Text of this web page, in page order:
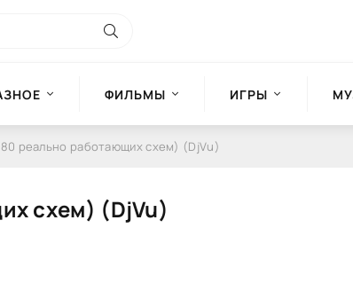
ФИЛЬМЫ ИГРЫ
реально работающих схем) (DjVu)
схем) (DjVu)